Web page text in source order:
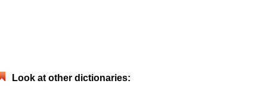
Look at other dictionaries: